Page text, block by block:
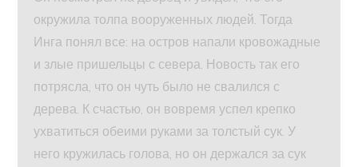
окружила толпа вооруженных людей. Тогда
Инга понял все: на остров напали кровожадные
и злые пришельцы с севера. Новость так его
потрясла, что он чуть было не свалился с
дерева. К счастью, он вовремя успел крепко
ухватиться обеими руками за толстый сук. У
него кружилась голова, но он держался за сук